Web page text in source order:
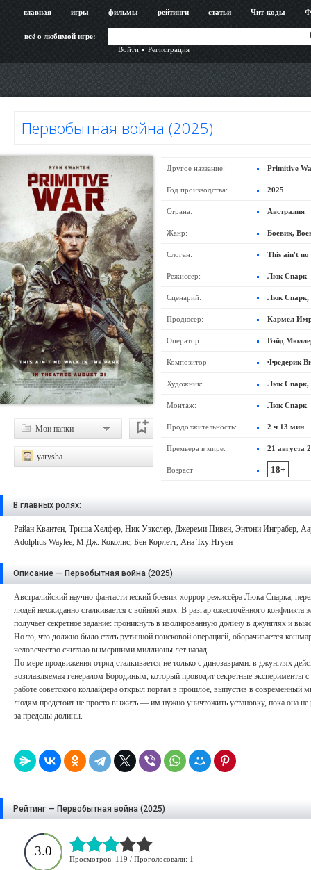
главная игры фильмы рейтинги статьи Чит-коды
всё о любимой игре:
Войти
Регистрация
Первобытная война (2025)
Мои папки
yarysha
Другое название: Primitive
Год производства: 2025
Страна: Австралия
Жанр: Боевик,
Слоган: This ain't
Режиссер: Люк Спарк
Сценарий: Люк Спарк,
Продюсер: Кармел
Оператор: Вэйд
Композитор: Фредерик
Художник: Люк Спарк,
Монтаж: Люк Спарк
Продолжительность: 2 ч 13 мин
Премьера в мире: 21 августа
Возраст 18+
В главных ролях:
Райан Квантен, Триша Хелфер, Ник Уэкслер, Джереми Пивен, Энтони Инграбер,
Adolphus Waylee, М.Дж. Коколис, Бен Корлетт, Ана Тху Нгуен
Описание — Первобытная война (2025)
Австралийский научно-фантастический боевик-хоррор режиссёра Люка Спарка,
людей неожиданно сталкивается с войной эпох. В разгар ожесточённого
получает секретное задание: проникнуть в изолированную долину в джунглях и
Но то, что должно было стать рутинной поисковой операцией, оборачивается
человечество считало вымершими миллионы лет назад.
По мере продвижения отряд сталкивается не только с динозаврами: в джунглях
возглавляемая генералом Бородиным, который проводит секретные эксперименты
работе советского коллайдера открыл портал в прошлое, выпустив в современный
людям предстоит не просто выжить — им нужно уничтожить установку, пока она не
за пределы долины.
Рейтинг — Первобытная война (2025)
3.0
Просмотров: 119 / Проголосовали: 1